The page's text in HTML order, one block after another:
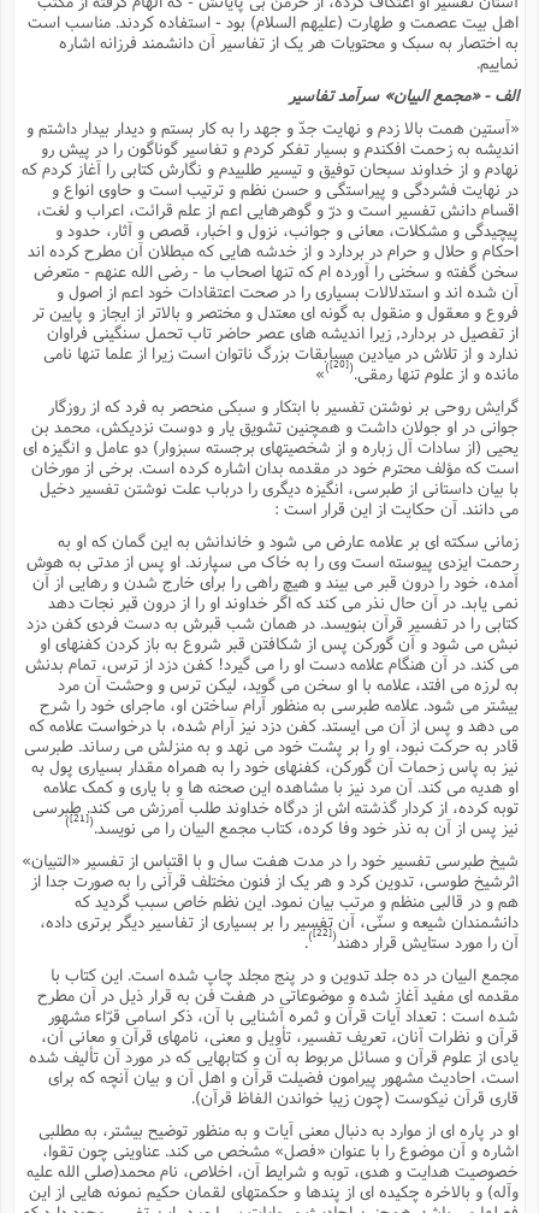
اهل بیت عصمت و طهارت (علیهم السلام) بود - استفاده کردند. مناسب است
به اختصار به سبک و محتویات هر یک از تفاسیر آن دانشمند فرزانه اشاره
نماییم.
الف - «مجمع البیان» سرآمد تفاسیر
«آستین همت بالا زدم و نهایت جدّ و جهد را به کار بستم و دیدار بیدار داشتم و
اندیشه به زحمت افکندم و بسیار تفکر کردم و تفاسیر گوناگون را در پیش رو
نهادم و از خداوند سبحان توفیق و تیسیر طلبیدم و نگارش کتابى را آغاز کردم که
در نهایت فشردگى و پیراستگى و حسن نظم و ترتیب است و حاوى انواع و
اقسام دانش تفسیر است و درّ و گوهرهایى اعم از علم قرائت، اعراب و لغت،
پیچیدگى و مشکلات، معانى و جوانب، نزول و اخبار، قصص و آثار، حدود و
احکام و حلال و حرام در بردارد و از خدشه هایى که مبطلان آن مطرح کرده اند
سخن گفته و سخنى را آورده ام که تنها اصحاب ما - رضى الله عنهم - متعرض
آن شده اند و استدلالات بسیارى را در صحت اعتقادات خود اعم از اصول و
فروع و معقول و منقول به گونه اى معتدل و مختصر و بالاتر از ایجاز و پایین تر
از تفصیل در بردارد, زیرا اندیشه هاى عصر حاضر تاب تحمل سنگینى فراوان
ندارد و از تلاش در میادین مسابقات بزرگ ناتوان است زیرا از علما تنها نامى
مانده و از علوم تنها رمقى. [20]
)
»
گرایش روحى بر نوشتن تفسیر با ابتکار و سبکى منحصر به فرد که از روزگار
جوانى در او جولان داشت و همچنین تشویق یار و دوست نزدیکش، محمد بن
یحیى (از سادات آل زباره و از شخصیتهاى برجسته سبزوار) دو عامل و انگیزه اى
است که مؤلف محترم خود در مقدمه بدان اشاره کرده است. برخى از مورخان
با بیان داستانى از طبرسى، انگیزه دیگرى را درباب علت نوشتن تفسیر دخیل
مى دانند. آن حکایت از این قرار است :
زمانى سکته اى بر علامه عارض مى شود و خاندانش به این گمان که او به
رحمت ایزدى پیوسته است وى را به خاک مى سپارند. او پس از مدتى به هوش
آمده، خود را درون قبر مى بیند و هیچ راهى را براى خارج شدن و رهایى از آن
نمى یابد. در آن حال نذر مى کند که اگر خداوند او را از درون قبر نجات دهد
کتابى را در تفسیر قرآن بنویسد. در همان شب قبرش به دست فردى کفن دزد
نبش مى شود و آن گورکن پس از شکافتن قبر شروع به باز کردن کفنهاى او
مى کند. در آن هنگام علامه دست او را مى گیرد! کفن دزد از ترس، تمام بدنش
به لرزه مى افتد، علامه با او سخن مى گوید، لیکن ترس و وحشت آن مرد
بیشتر مى شود. علامه طبرسى به منظور آرام ساختن او، ماجراى خود را شرح
مى دهد و پس از آن مى ایستد. کفن دزد نیز آرام شده، با درخواست علامه که
قادر به حرکت نبود، او را بر پشت خود مى نهد و به منزلش مى رساند. طبرسى
نیز به پاس زحمات آن گورکن، کفنهاى خود را به همراه مقدار بسیارى پول به
او هدیه مى کند. آن مرد نیز با مشاهده این صحنه ها و با یارى و کمک علامه
توبه کرده، از کردار گذشته اش از درگاه خداوند طلب آمرزش مى کند. طبرسى
نیز پس از آن به نذر خود وفا کرده، کتاب مجمع البیان را مى نویسد. [21]
)
شیخ طبرسى تفسیر خود را در مدت هفت سال و با اقتباس از تفسیر «التبیان»
اثرشیخ طوسى، تدوین کرد و هر یک از فنون مختلف قرآنى را به صورت جدا از
هم و در قالبى منظم و مرتب بیان نمود. این نظم خاص سبب گردید که
دانشمندان شیعه و سنّى، آن تفسیر را بر بسیارى از تفاسیر دیگر برترى داده،
آن را مورد ستایش قرار دهند(
[22]
)
.
مجمع البیان در ده جلد تدوین و در پنج مجلد چاپ شده است. این کتاب با
مقدمه اى مفید آغاز شده و موضوعاتى در هفت فن به قرار ذیل در آن مطرح
شده است : تعداد آیات قرآن و ثمره آشنایى با آن، ذکر اسامى قرّاء مشهور
قرآن و نظرات آنان، تعریف تفسیر، تأویل و معنى، نامهاى قرآن و معانى آن،
یادى از علوم قرآن و مسائل مربوط به آن و کتابهایى که در مورد آن تألیف شده
است، احادیث مشهور پیرامون فضیلت قرآن و اهل آن و بیان آنچه که براى
قارى قرآن نیکوست (چون زیبا خواندن الفاظ قرآن).
او در پاره اى از موارد به دنبال معنى آیات و به منظور توضیح بیشتر، به مطلبى
اشاره و آن موضوع را با عنوان «فصل» مشخص مى کند. عناوینى چون تقوا،
خصوصیت هدایت و هدى، توبه و شرایط آن، اخلاص، نام محمد(صلى الله علیه
وآله) و بالاخره چکیده اى از پندها و حکمتهاى لقمان حکیم نمونه هایى از این